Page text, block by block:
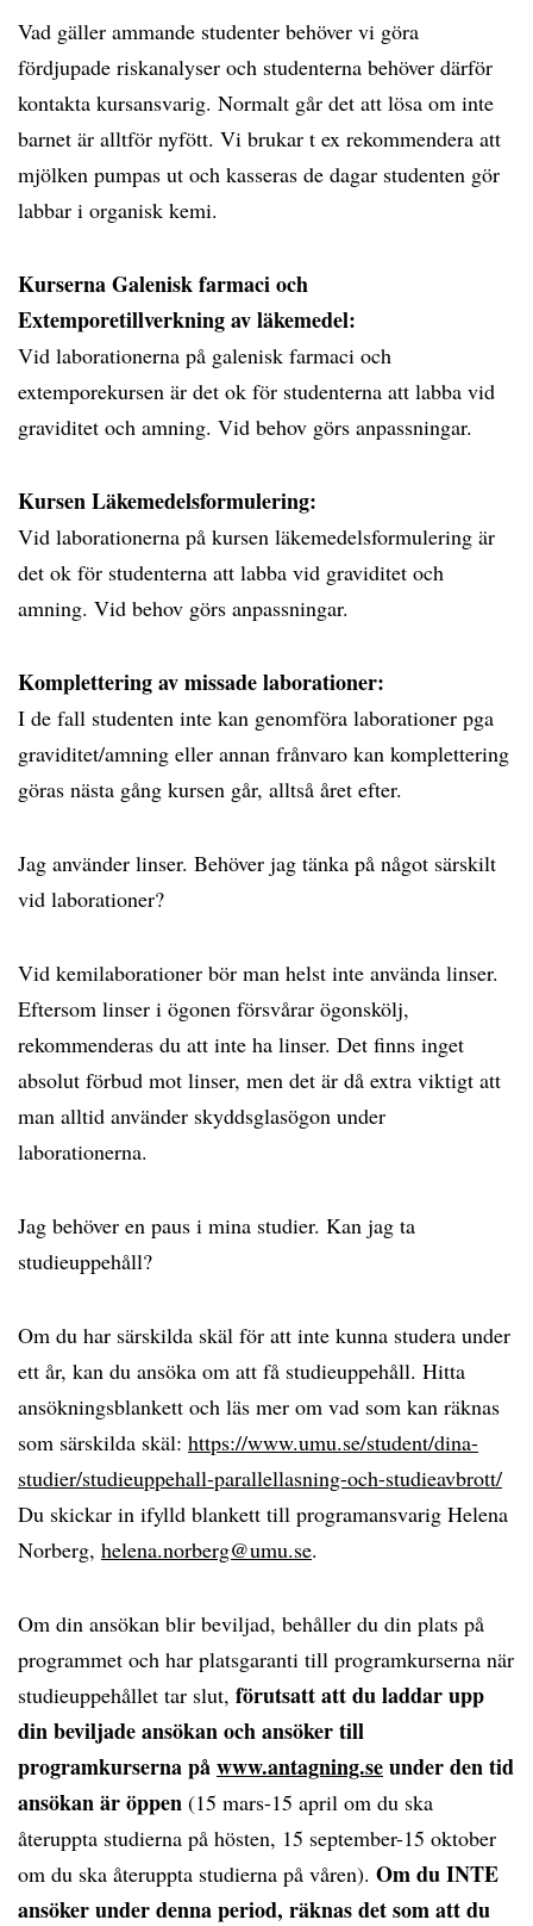
Vad gäller ammande studenter behöver vi göra
fördjupade riskanalyser och studenterna behöver därför
kontakta kursansvarig. Normalt går det att lösa om inte
barnet är alltför nyfött. Vi brukar t ex rekommendera att
mjölken pumpas ut och kasseras de dagar studenten gör
labbar i organisk kemi.
Kurserna Galenisk farmaci och
Extemporetillverkning av läkemedel:
Vid laborationerna på galenisk farmaci och
extemporekursen är det ok för studenterna att labba vid
graviditet och amning. Vid behov görs anpassningar.
Kursen Läkemedelsformulering:
Vid laborationerna på kursen läkemedelsformulering är
det ok för studenterna att labba vid graviditet och
amning. Vid behov görs anpassningar.
Komplettering av missade laborationer:
I de fall studenten inte kan genomföra laborationer pga
graviditet/amning eller annan frånvaro kan komplettering
göras nästa gång kursen går, alltså året efter.
Jag använder linser. Behöver jag tänka på något särskilt
vid laborationer?
Vid kemilaborationer bör man helst inte använda linser.
Eftersom linser i ögonen försvårar ögonskölj,
rekommenderas du att inte ha linser. Det finns inget
absolut förbud mot linser, men det är då extra viktigt att
man alltid använder skyddsglasögon under
laborationerna.
Jag behöver en paus i mina studier. Kan jag ta
studieuppehåll?
Om du har särskilda skäl för att inte kunna studera under
ett år, kan du ansöka om att få studieuppehåll. Hitta
ansökningsblankett och läs mer om vad som kan räknas
som särskilda skäl: https://www.umu.se/student/dina-
studier/studieuppehall-parallellasning-och-studieavbrott/
Du skickar in ifylld blankett till programansvarig Helena
Norberg, helena.norberg@umu.se.
Om din ansökan blir beviljad, behåller du din plats på
programmet och har platsgaranti till programkurserna när
studieuppehållet tar slut, förutsatt att du laddar upp
din beviljade ansökan och ansöker till
programkurserna påwww.antagning.seunder den tid
ansökan är öppen (15 mars-15 april om du ska
återuppta studierna på hösten, 15 september-15 oktober
om du ska återuppta studierna på våren). Om du INTE
ansöker under denna period, räknas det som att du